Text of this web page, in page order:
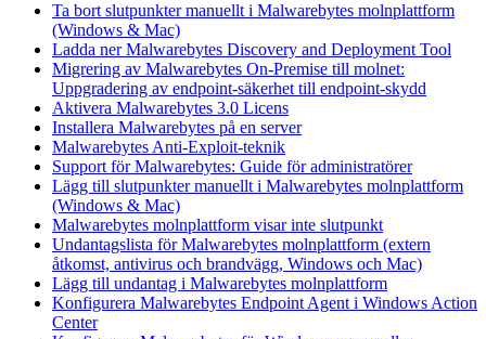
Ta bort slutpunkter manuellt i Malwarebytes molnplattform
(Windows & Mac)
Ladda ner Malwarebytes Discovery and Deployment Tool
Migrering av Malwarebytes On-Premise till molnet:
Uppgradering av endpoint-säkerhet till endpoint-skydd
Aktivera Malwarebytes 3.0 Licens
Installera Malwarebytes på en server
Malwarebytes Anti-Exploit-teknik
Support för Malwarebytes: Guide för administratörer
Lägg till slutpunkter manuellt i Malwarebytes molnplattform
(Windows & Mac)
Malwarebytes molnplattform visar inte slutpunkt
Undantagslista för Malwarebytes molnplattform (extern
åtkomst, antivirus och brandvägg, Windows och Mac)
Lägg till undantag i Malwarebytes molnplattform
Konfigurera Malwarebytes Endpoint Agent i Windows Action
Center